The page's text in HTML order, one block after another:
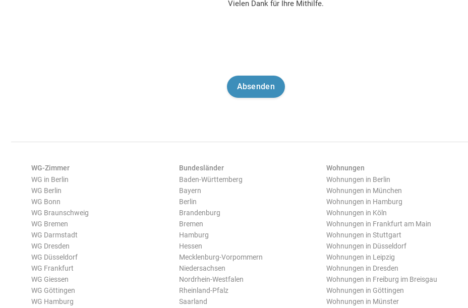
Vielen Dank für Ihre Mithilfe.
WG-Zimmer
WG in Berlin
WG Berlin
WG Bonn
WG Braunschweig
WG Bremen
WG Darmstadt
WG Dresden
WG Düsseldorf
WG Frankfurt
WG Giessen
WG Göttingen
WG Hamburg
Bundesländer
Baden-Württemberg
Bayern
Berlin
Brandenburg
Bremen
Hamburg
Hessen
Mecklenburg-Vorpommern
Niedersachsen
Nordrhein-Westfalen
Rheinland-Pfalz
Saarland
Wohnungen
Wohnungen in Berlin
Wohnungen in München
Wohnungen in Hamburg
Wohnungen in Köln
Wohnungen in Frankfurt am Main
Wohnungen in Stuttgart
Wohnungen in Düsseldorf
Wohnungen in Leipzig
Wohnungen in Dresden
Wohnungen in Freiburg im Breisgau
Wohnungen in Göttingen
Wohnungen in Münster